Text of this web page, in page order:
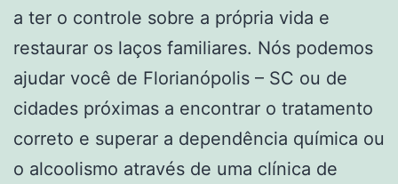
a ter o controle sobre a própria vida e
restaurar os laços familiares. Nós podemos
ajudar você de Florianópolis – SC ou de
cidades próximas a encontrar o tratamento
correto e superar a dependência química ou
o alcoolismo através de uma clínica de